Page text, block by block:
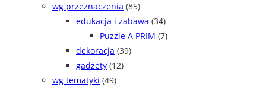
wg przeznaczenia (85)
edukacja i zabawa (34)
Puzzle A PRIM (7)
dekoracja (39)
gadżety (12)
wg tematyki (49)